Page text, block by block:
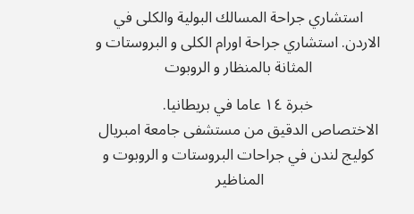
استشاري جراحة المسالك البولية والكلى في
الاردن.استشاري جراحة اورام الكلى و البروستات و
المثانة بالمنظار و الروبوت
خبرة ١٤ عاما في بريطانيا.
الاختصاص الدقيق من مستشفى جامعة امبريال
كوليج لندن في جراحات البروستات و الروبوت و
المناظير